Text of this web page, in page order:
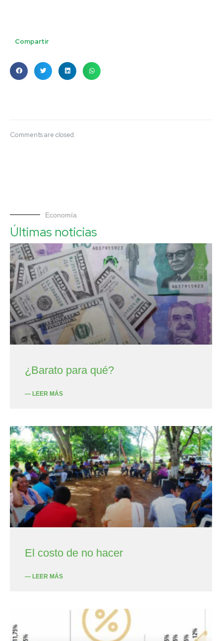
Compartir
Comments are closed.
Economía
Últimas noticias
¿Barato para qué?
— LEER MÁS
El costo de no hacer
— LEER MÁS